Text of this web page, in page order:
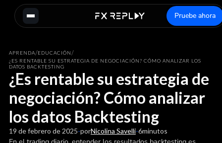
Pruebe ahora
APRENDA/EDUCACIÓN/
¿ES RENTABLE SU ESTRATEGIA DE NEGOCIACIÓN? CÓMO ANALIZAR LOS
DATOS BACKTESTING
¿Es rentable su estrategia de
negociación? Cómo analizar
los datos Backtesting
19 de febrero de 2025-porNicolina Savelli-6minutos